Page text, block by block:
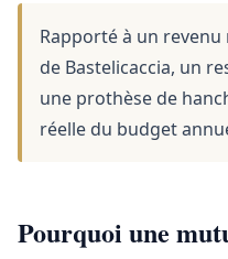
Rapporté à un revenu
de Bastelicaccia, un
une prothèse de
réelle du budget
Pourquoi une